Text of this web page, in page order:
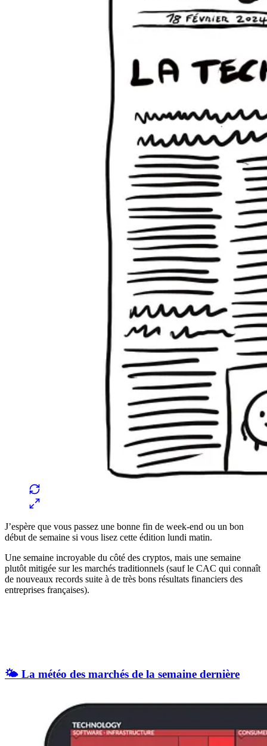
J’espère que vous passez une bonne fin de week-end ou un bon
début de semaine si vous lisez cette édition lundi matin.
Une semaine incroyable du côté des cryptos, mais une semaine
plutôt mitigée sur les marchés traditionnels (sauf le CAC qui connaît
de nouveaux records suite à de très bons résultats financiers des
entreprises françaises).
🌤️ La météo des marchés de la semaine dernière